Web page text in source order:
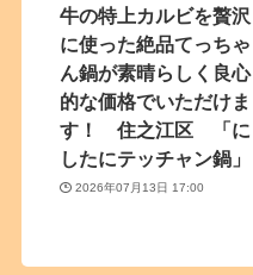
牛の特上カルビを贅沢
に使った絶品てっちゃ
ん鍋が素晴らしく良心
的な価格でいただけま
す！ 住之江区 「に
したにテッチャン鍋」
2026年07月13日 17:00